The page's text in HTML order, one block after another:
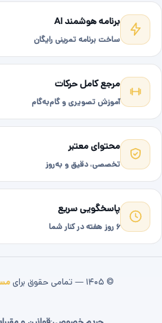
برنامه هوشمند AI
ساخت برنامه تمرینی رایگان
مرجع کامل حرکات
آموزش تصویری و گام‌به‌گام
محتوای معتبر
تخصصی، دقیق و به‌روز
پاسخگویی سریع
۶ روز هفته در کنار شما
© ۱۴۰۵ — تمامی حقوق برای